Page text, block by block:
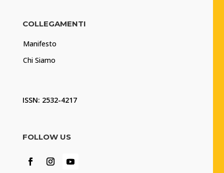
COLLEGAMENTI
Manifesto
Chi Siamo
ISSN: 2532-4217
FOLLOW US